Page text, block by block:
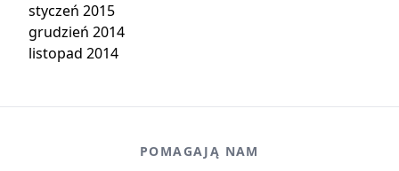
styczeń 2015
grudzień 2014
listopad 2014
POMAGAJĄ NAM